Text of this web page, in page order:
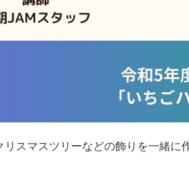
スマスツリーなどの飾りを一緒に